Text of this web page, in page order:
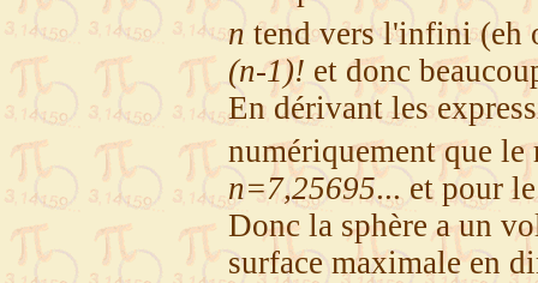
n tend vers l'infini (eh
(n-1)! et donc
En dérivant les
numériquement que
n=7,25695... et pour
Donc la sphère a un
surface maximale en